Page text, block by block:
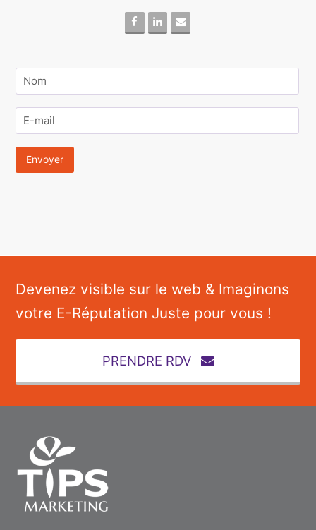
Facebook
Linkedin
Email
Devenez visible sur le web & Imaginons
votre E-Réputation Juste pour vous !
PRENDRE RDV